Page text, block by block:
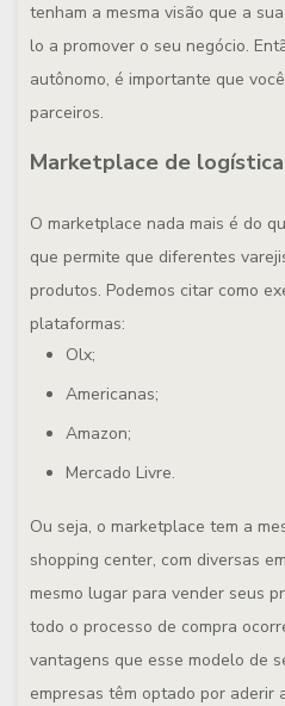
tenham a mesma visão que a
lo a promover o seu negócio.
autônomo, é importante que
parceiros.
Marketplace de
O marketplace nada mais é do
que permite que diferentes
produtos. Podemos citar como
plataformas:
Olx;
Americanas;
Amazon;
Mercado Livre.
Ou seja, o marketplace tem a
shopping center, com diversas
mesmo lugar para vender seus
todo o processo de compra
vantagens que esse modelo de
empresas têm optado por aderir